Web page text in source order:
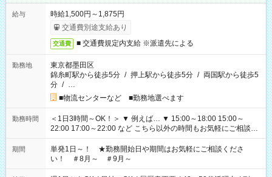
給与
時給1,500円～1,875円
交通費別途支給あり
交通費 ■ 交通費規定内支給 ※派遣先による
勤務地
東京都墨田区
錦糸町駅から徒歩5分 / 押上駅から徒歩5分 / 両国駅から徒歩5
分 / …
■物流センターなど ■勤務地選べます
勤務時間
＜1日3時間～OK！＞ ▼ 例えば… ▼ 15:00～18:00 15:00～
22:00 17:00～22:00 など こちら以外の時間もお気軽にご相談く
ださい！
期間
単発1日～！ ★勤務開始日や期間はお気軽にご相談くださ
い！ ＃8月～ ＃9月～